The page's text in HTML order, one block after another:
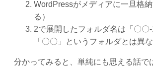
WordPressがメディアに一旦格
る）
2で展開したフォルダ名は「〇
「〇〇」というフォルダとは異
分かってみると、単純にも思える話